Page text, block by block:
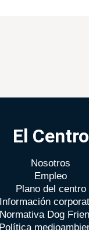
El Centro
Nosotros
Empleo
Plano del centro
Información
Normativa Dog
Política